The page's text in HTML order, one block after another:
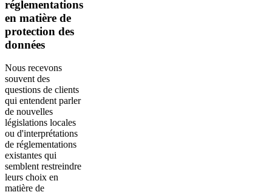
réglementations
en matière de
protection des
données
Nous recevons
souvent des
questions de clients
qui entendent parler
de nouvelles
législations locales
ou d'interprétations
de réglementations
existantes qui
semblent restreindre
leurs choix en
matière de